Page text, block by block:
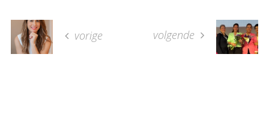
vorige volgende